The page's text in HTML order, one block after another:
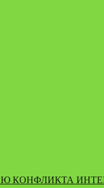
КОНФЛИКТА